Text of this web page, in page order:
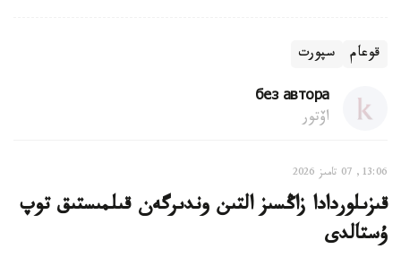
قوعام سپورت
без автора
اۆتور
13:06, 07 تامىز 2026
قىزىلوردادا زاڭسىز التىن وندىرگەن قىلمىستىق توپ
ۇستالدى